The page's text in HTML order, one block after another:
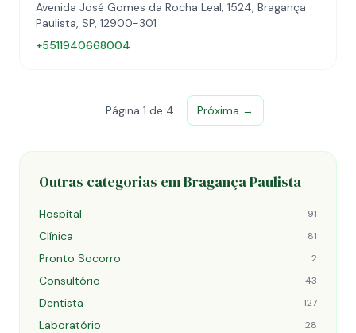
Avenida José Gomes da Rocha Leal, 1524, Bragança
Paulista, SP, 12900-301
+5511940668004
Página 1 de 4 Próxima →
Outras categorias em Bragança Paulista
Hospital 91
Clínica 81
Pronto Socorro 2
Consultório 43
Dentista 127
Laboratório 28